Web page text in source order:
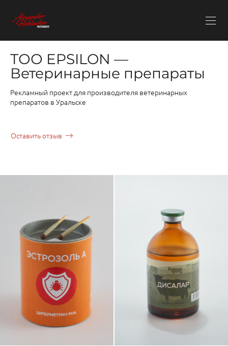
ТОО EPSILON —
Ветеринарные препараты
Рекламный проект для производителя ветеринарных
препаратов в Уральске
Оставить отзыв